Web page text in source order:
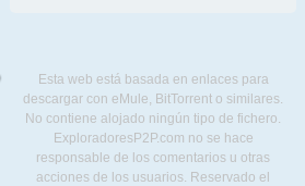
Esta web está basada en enlaces para
descargar con eMule, BitTorrent o similares.
No contiene alojado ningún tipo de fichero.
ExploradoresP2P.com no se hace
responsable de los comentarios u otras
acciones de los usuarios. Reservado el